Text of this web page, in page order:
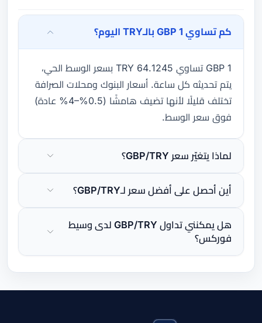
كم تساوي 1 GBP بالـTRY اليوم؟
1 GBP تساوي 64.1245 TRY بسعر الوسط الحي،
يتم تحديثه كل ساعة. أسعار البنوك ومحلات الصرافة
تختلف قليلًا لأنها تضيف هامشًا (0.5%–4% عادة)
فوق سعر الوسط.
لماذا يتغيّر سعر GBP/TRY؟
أين أحصل على أفضل سعر لـGBP/TRY؟
هل يمكنني تداول GBP/TRY لدى وسيط
فوركس؟